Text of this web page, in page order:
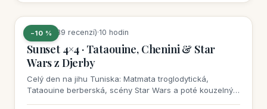
−10 %
★4,7(389 recenzí)·10 hodin
Sunset 4×4 · Tataouine, Chenini & Star
Wars z Djerby
Celý den na jihu Tuniska: Matmata troglodytická,
Tataouine berberská, scény Star Wars a poté kouzelný